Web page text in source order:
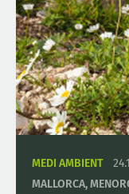
MEDI AMBIENT
MALLORCA,